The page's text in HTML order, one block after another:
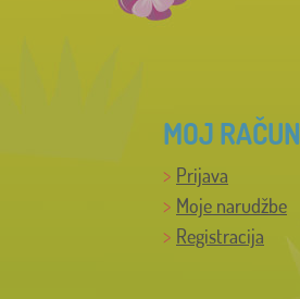
MOJ RAČUN
Prijava
Moje narudžbe
Registracija